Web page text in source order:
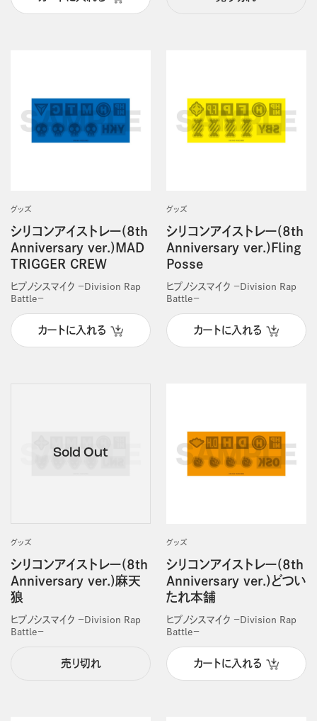
グッズ
シリコンアイストレー(8th
Anniversary ver.)MAD
TRIGGER CREW
ヒプノシスマイク －Division Rap
Battle－
カートに入れる
グッズ
シリコンアイストレー(8th
Anniversary ver.)Fling
Posse
ヒプノシスマイク －Division Rap
Battle－
カートに入れる
グッズ
シリコンアイストレー(8th
Anniversary ver.)麻天
狼
ヒプノシスマイク －Division Rap
Battle－
売り切れ
グッズ
シリコンアイストレー(8th
Anniversary ver.)どつい
たれ本舗
ヒプノシスマイク －Division Rap
Battle－
カートに入れる